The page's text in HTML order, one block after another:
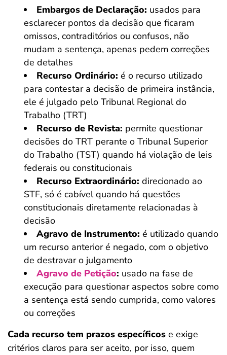
Embargos de Declaração: usados para
esclarecer pontos da decisão que ficaram
omissos, contraditórios ou confusos, não
mudam a sentença, apenas pedem correções
de detalhes
Recurso Ordinário: é o recurso utilizado
para contestar a decisão de primeira instância,
ele é julgado pelo Tribunal Regional do
Trabalho (TRT)
Recurso de Revista: permite questionar
decisões do TRT perante o Tribunal Superior
do Trabalho (TST) quando há violação de leis
federais ou constitucionais
Recurso Extraordinário: direcionado ao
STF, só é cabível quando há questões
constitucionais diretamente relacionadas à
decisão
Agravo de Instrumento: é utilizado quando
um recurso anterior é negado, com o objetivo
de destravar o julgamento
Agravo de Petição: usado na fase de
execução para questionar aspectos sobre como
a sentença está sendo cumprida, como valores
ou correções
Cada recurso tem prazos específicos e exige
critérios claros para ser aceito, por isso, quem